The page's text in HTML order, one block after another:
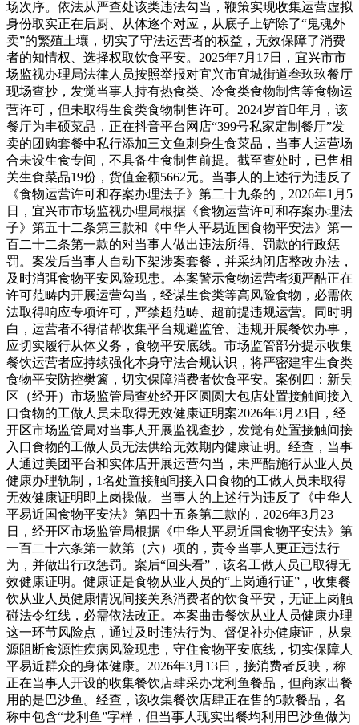
场次序。依法从严查处该类违法勾当，鞭策实现收集运营虚拟
身份取实正在后厨、从体逐个对应，从底子上铲除了“鬼魂外
卖”的繁殖土壤，切实了守法运营者的权益，无效保障了消费
者的知情权、选择权取饮食平安。2025年7月17日，宜兴市市
场监视办理局法律人员按照举报对宜兴市宜城街道叁玖玖餐厅
现场查抄，发觉当事人持有热食类、冷食类食物制售等食物运
营许可，但未取得生食类食物制售许可。2024岁首年月，该
餐厅为丰硕菜品，正在抖音平台网店“399号私家定制餐厅”发
卖的团购套餐中私行添加三文鱼刺身生食菜品，当事人运营场
合未设生食专间，不具备生食制售前提。截至查处时，已售相
关生食菜品19份，货值金额5662元。当事人的上述行为违反了
《食物运营许可和存案办理法子》第二十九条的，2026年1月5
日，宜兴市市场监视办理局根据《食物运营许可和存案办理法
子》第五十二条第三款和《中华人平易近国食物平安法》第一
百二十二条第一款的对当事人做出违法所得、罚款的行政惩
罚。案发后当事人自动下架涉案套餐，并采纳闭店整改办法，
及时消弭食物平安风险现患。本案警示食物运营者须严酷正在
许可范畴内开展运营勾当，经谋生食类等高风险食物，必需依
法取得响应专项许可，严禁超范畴、超前提违规运营。同时明
白，运营者不得借帮收集平台规避监管、违规开展餐饮办事，
应切实履行从体义务，食物平安底线。市场监管部分提示收集
餐饮运营者应持续强化本身守法合规认识，将严密建牢生食类
食物平安防控樊篱，切实保障消费者饮食平安。案例四：新吴
区（经开）市场监管局查处经开区圆圆大包店处置接触间接入
口食物的工做人员未取得无效健康证明案2026年3月23日，经
开区市场监管局对当事人开展监视查抄，发觉有处置接触间接
入口食物的工做人员无法供给无效期内健康证明。经查，当事
人通过美团平台和实体店开展运营勾当，未严酷施行从业人员
健康办理轨制，1名处置接触间接入口食物的工做人员未取得
无效健康证明即上岗操做。当事人的上述行为违反了《中华人
平易近国食物平安法》第四十五条第二款的，2026年3月23
日，经开区市场监管局根据《中华人平易近国食物平安法》第
一百二十六条第一款第（六）项的，责令当事人更正违法行
为，并做出行政惩罚。案后“回头看”，该名工做人员已取得无
效健康证明。健康证是食物从业人员的“上岗通行证”，收集餐
饮从业人员健康情况间接关系消费者的饮食平安，无证上岗触
碰法令红线，必需依法改正。本案曲击餐饮从业人员健康办理
这一环节风险点，通过及时违法行为、督促补办健康证，从泉
源阻断食源性疾病风险现患，守住食物平安底线，切实保障人
平易近群众的身体健康。2026年3月13日，接消费者反映，称
正在当事人开设的收集餐饮店肆采办龙利鱼餐品，但商家出餐
用的是巴沙鱼。经查，该收集餐饮店肆正在售的5款餐品，名
称中包含“龙利鱼”字样，但当事人现实出餐均利用巴沙鱼做为